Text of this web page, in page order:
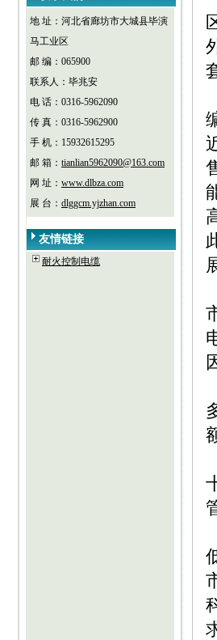
地 址：河北省廊坊市大城县毕演
马工业区
邮 编：065900
联系人：毕兆安
电 话：0316-5962090
传 真：0316-5962900
手 机：15932615295
邮 箱： tianlian5962090@163.com
网 址： www.dlbza.com
展 台： dlggcm.yjzhan.com
友情链接
耐火控制电缆